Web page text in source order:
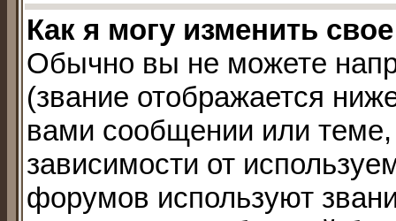
Как я могу изменить
Обычно вы не можете
(звание отображается
вами сообщении или
зависимости от
форумов используют